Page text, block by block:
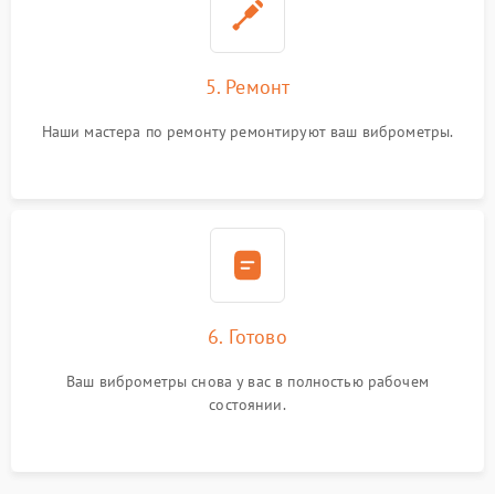
5. Ремонт
Наши мастера по ремонту ремонтируют ваш виброметры.
6. Готово
Ваш виброметры снова у вас в полностью рабочем
состоянии.